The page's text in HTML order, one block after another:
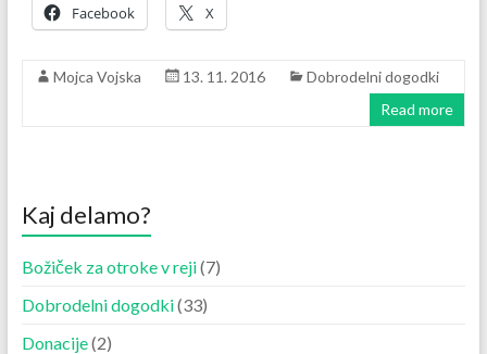
Facebook X
Mojca Vojska 13. 11. 2016
Dobrodelni dogodki
Read more
Kaj delamo?
Božiček za otroke v reji(7)
Dobrodelni dogodki(33)
Donacije(2)